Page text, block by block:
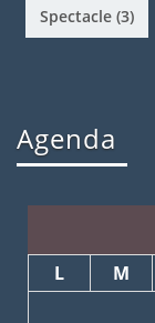
Spectacle (3)
Agenda
L
M